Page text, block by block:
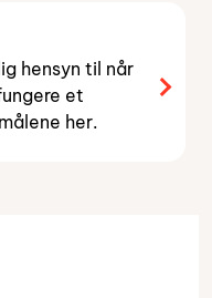
hensyn til når
et
her.